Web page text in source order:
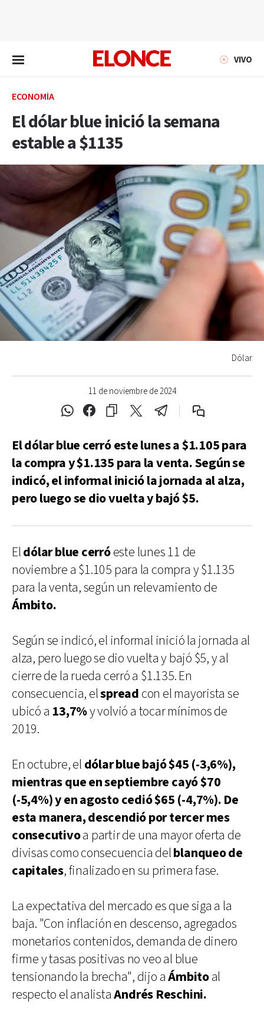
VIVO
ECONOMÍA
El dólar blue inició la semana
estable a $1135
11 de noviembre de 2024
Dólar
El dólar blue cerró este lunes a $1.105 para
la compra y $1.135 para la venta. Según se
indicó, el informal inició la jornada al alza,
pero luego se dio vuelta y bajó $5.
Eldólar blue cerróeste lunes 11 de
noviembre a $1.105 para la compra y $1.135
para la venta, según un relevamiento de
Ámbito.
Según se indicó, el informal inició la jornada al
alza, pero luego se dio vuelta y bajó $5, y al
cierre de la rueda cerró a $1.135. En
consecuencia, elspread con el mayorista se
ubicó a 13,7%y volvió a tocar mínimos de
2019.
En octubre, el dólar blue bajó $45 (-3,6%),
mientras que en septiembre cayó $70
(-5,4%) y en agosto cedió $65 (-4,7%). De
esta manera, descendió por tercer mes
consecutivoa partir de una mayor oferta de
divisas como consecuencia delblanqueo de
capitales, finalizado en su primera fase.
La expectativa del mercado es que siga a la
baja. "Con inflación en descenso, agregados
monetarios contenidos, demanda de dinero
firme y tasas positivas no veo al blue
tensionando la brecha", dijo aÁmbitoal
respecto el analistaAndrés Reschini.